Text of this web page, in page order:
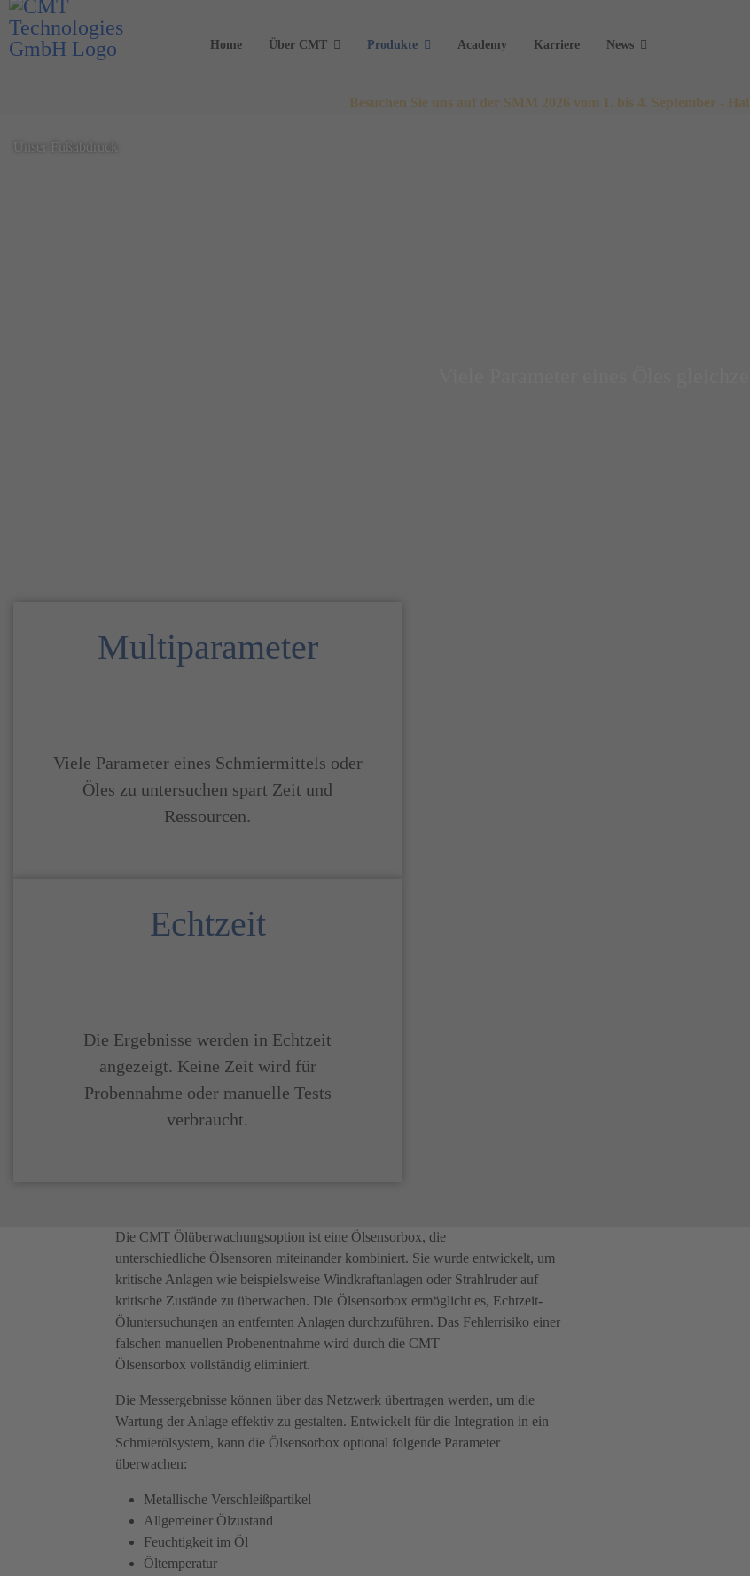
Home Über CMT Produkte Academy Karriere News
Besuchen Sie uns auf der SMM 2026 vom 1. bis 4. September -
Unser Fußabdruck
Multiparameter
Viele Parameter eines Schmiermittels oder
Öles zu untersuchen spart Zeit und
Ressourcen.
Echtzeit
Die Ergebnisse werden in Echtzeit
angezeigt. Keine Zeit wird für
Probennahme oder manuelle Tests
verbraucht.
Die CMT Ölüberwachungsoption ist eine Ölsensorbox, die
unterschiedliche Ölsensoren miteinander kombiniert. Sie wurde entwickelt, um
kritische Anlagen wie beispielsweise Windkraftanlagen oder Strahlruder auf
kritische Zustände zu überwachen. Die Ölsensorbox ermöglicht es, Echtzeit-
Öluntersuchungen an entfernten Anlagen durchzuführen. Das Fehlerrisiko einer
falschen manuellen Probenentnahme wird durch die CMT
Ölsensorbox vollständig eliminiert.
Die Messergebnisse können über das Netzwerk übertragen werden, um die
Wartung der Anlage effektiv zu gestalten. Entwickelt für die Integration in ein
Schmierölsystem, kann die Ölsensorbox optional folgende Parameter
überwachen:
Metallische Verschleißpartikel
Allgemeiner Ölzustand
Feuchtigkeit im Öl
Öltemperatur